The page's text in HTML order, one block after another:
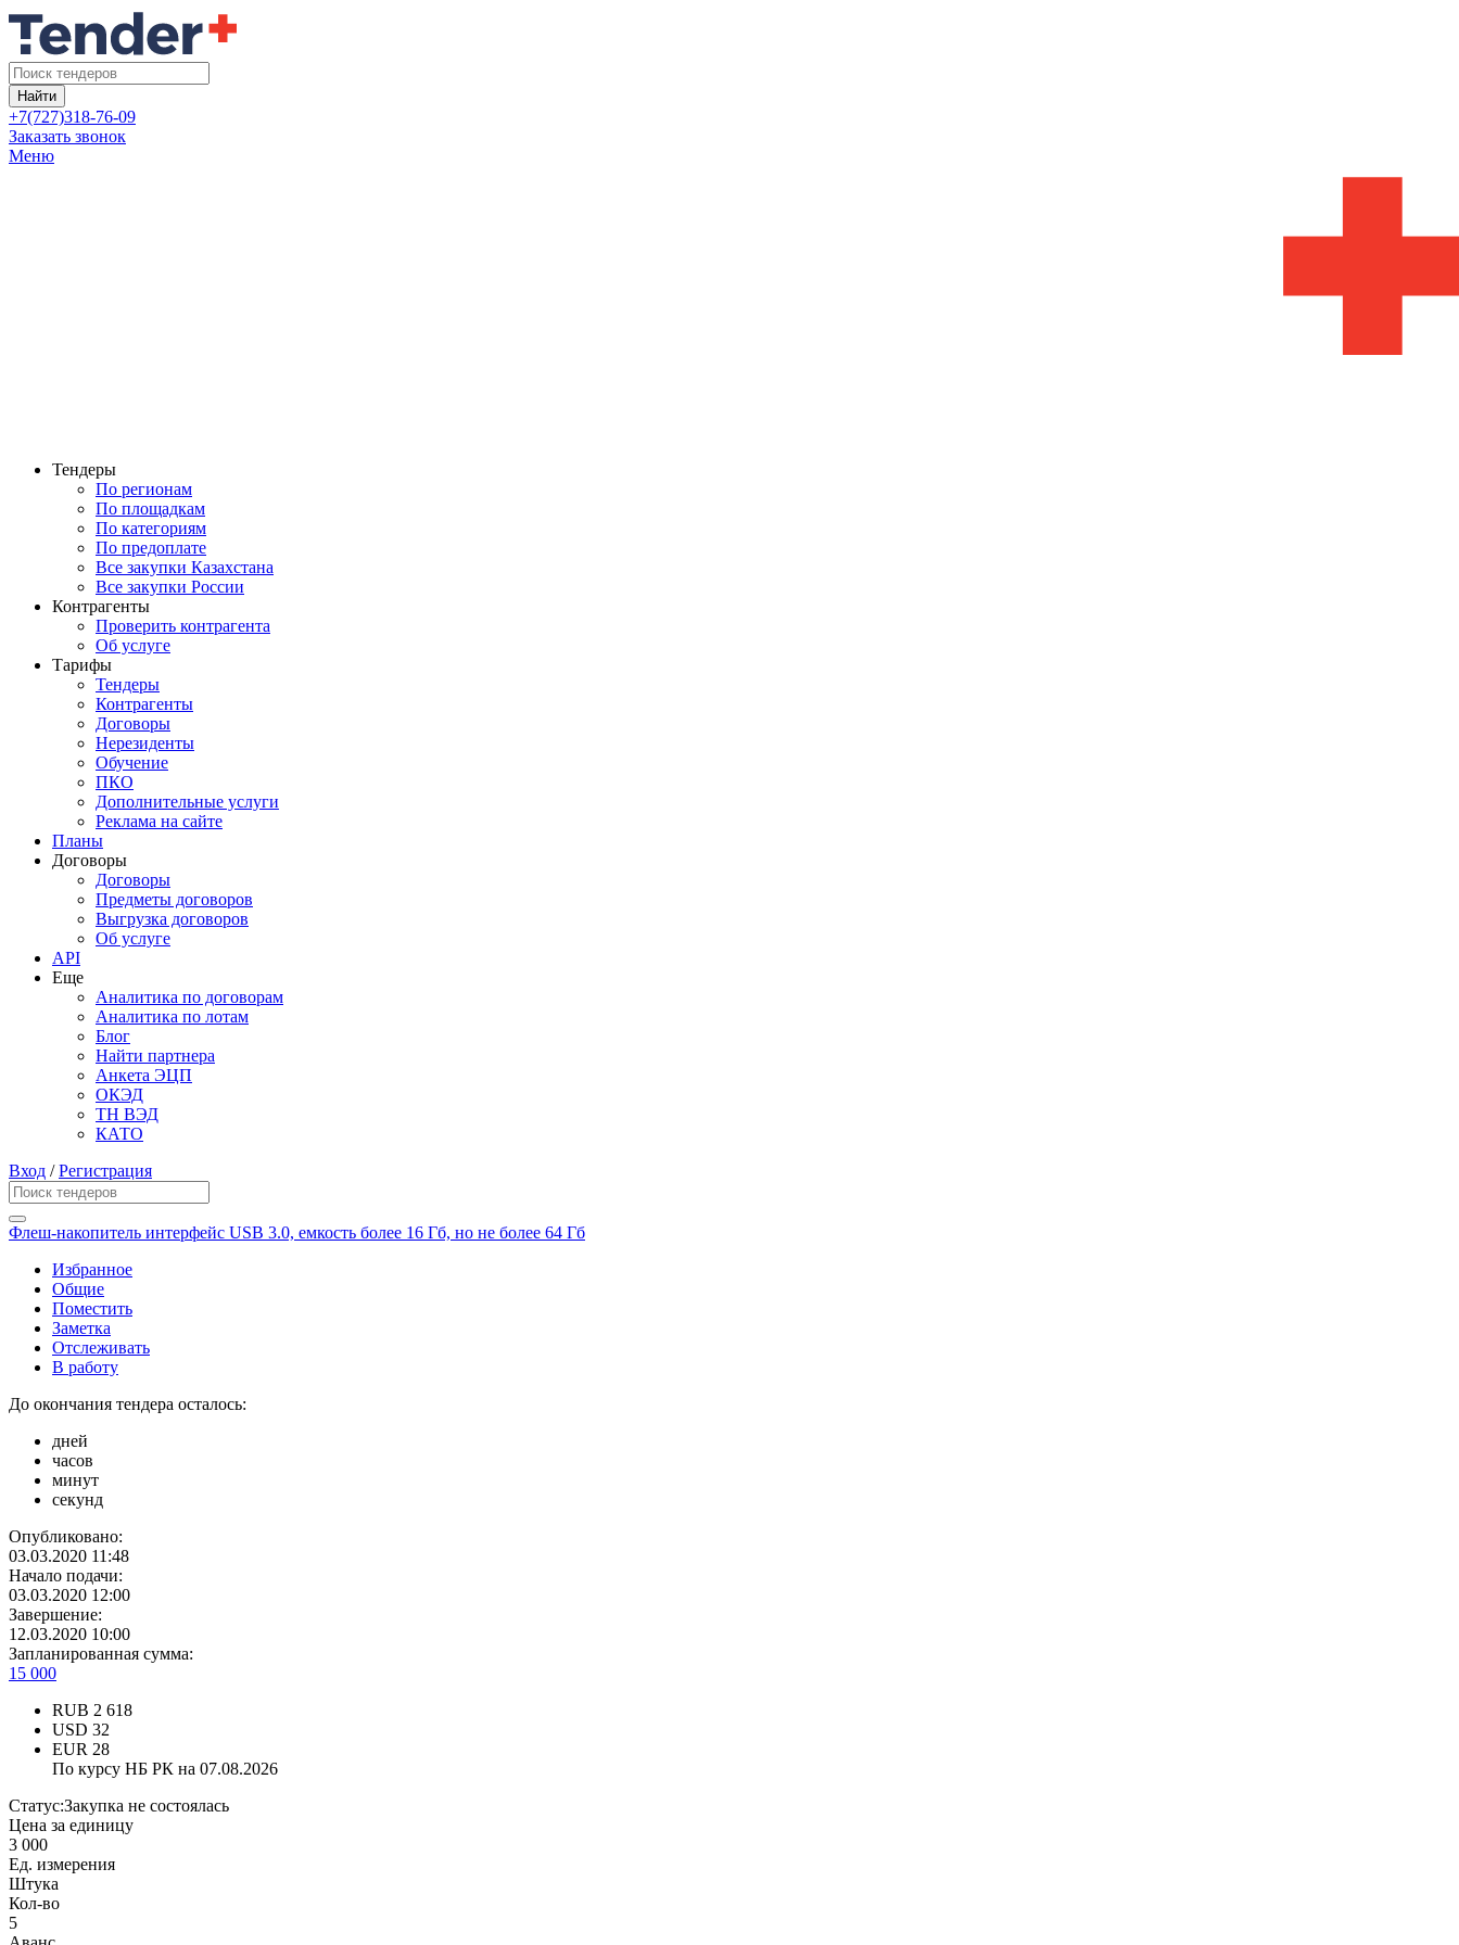
Найти
+7(727)318-76-09
Заказать звонок
Меню
Тендеры
По регионам
По площадкам
По категориям
По предоплате
Все закупки Казахстана
Все закупки России
Контрагенты
Проверить контрагента
Об услуге
Тарифы
Тендеры
Контрагенты
Договоры
Нерезиденты
Обучение
ПКО
Дополнительные услуги
Реклама на сайте
Планы
Договоры
Договоры
Предметы договоров
Выгрузка договоров
Об услуге
API
Еще
Аналитика по договорам
Аналитика по лотам
Блог
Найти партнера
Анкета ЭЦП
ОКЭД
ТН ВЭД
КАТО
Вход /Регистрация
Флеш-накопитель интерфейс USB 3.0, емкость более 16 Гб, но не более 64 Гб
Избранное
Общие
Поместить
Заметка
Отслеживать
В работу
До окончания тендера осталось:
дней
часов
минут
секунд
Опубликовано:
03.03.2020 11:48
Начало подачи:
03.03.2020 12:00
Завершение:
12.03.2020 10:00
Запланированная сумма:
15 000
RUB 2 618
USD 32
EUR 28
По курсу НБ РК на 07.08.2026
Статус:Закупка не состоялась
Цена за единицу
3 000
Ед. измерения
Штука
Кол-во
5